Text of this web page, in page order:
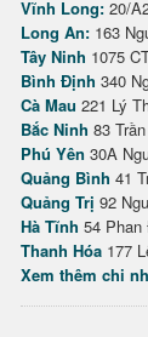
Vĩnh Long: 20/
Long An: 163
Tây Ninh 1075
Bình Định 340
Cà Mau 221 Lý
Bắc Ninh 83
Phú Yên 30A
Quảng Bình 41
Quảng Trị 92
Hà Tĩnh 54
Thanh Hóa 177
Xem thêm chi